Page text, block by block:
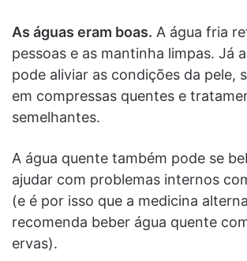
As águas eram boas. A água fria
pessoas e as mantinha limpas. Já
pode aliviar as condições da pele,
em compressas quentes e
semelhantes.
A água quente também pode se
ajudar com problemas internos
(e é por isso que a medicina
recomenda beber água quente
ervas).